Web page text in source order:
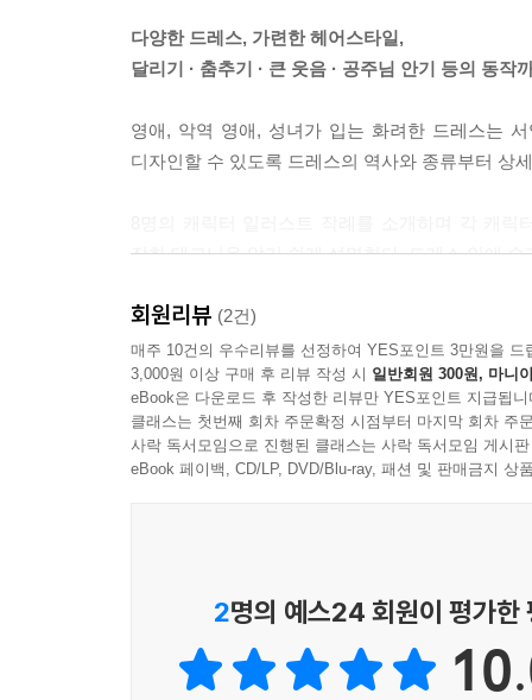
06 부채로 입가 가리기
07 춤추기
09 악역 포즈
10 검을 뽑기 · 자세 잡기
스트레이트×롱(포니테일)/가운데 가르마×롱/가운
가운데 가르마×롱(업)/가운데 가르마×롱(포니테일
웨이브×롱(하프 업)/웨이브×롱(업)/웨이브×롱(세
강한 웨이브 /강한 웨이브(세 가닥 땋기)
공주님컷/세로 롤
앞머리 배리에이션
01 영애 디자인하기
02 사전 준비-액세서리 선화 만들기
03 러프를 가이드로 선화 작성하기
다양한 드레스, 가련한 헤어스타일,
달리기 · 춤추기 · 큰 웃음 · 공주님 안기 등의 동작
영애, 악역 영애, 성녀가 입는 화려한 드레스는
디자인할 수 있도록 드레스의 역사와 종류부터 상
작화 테크닉을 알기 쉽게 설명한다. 드레스 안에
또한 영애, 악역 영애, 성녀의 헤어스타일을 망
머리카락의 구조를 입체적으로 파악하여 손쉽게
속의 여주인공을 그릴 때, 많은 참고가 되어줄 것이
회원리뷰 (2건)
매주 10건의 우수리뷰를 선정하여 YES포인트 3만원을 드
3,000원 이상 구매 후 리뷰 작성 시 일반회원 300원, 마니
eBook은 다운로드 후 작성한 리뷰만 YES포인트 지급됩니
클래스는 첫번째 회차 주문확정 시점부터 마지막 회차 주
사락 독서모임으로 진행된 클래스는 사락 독서모임 게시
eBook 페이백, CD/LP, DVD/Blu-ray, 패션 및 판매금지 상
2명의 예스24 회원이 평가한